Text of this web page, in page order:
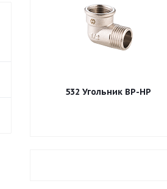
532 Угольник ВР-НР